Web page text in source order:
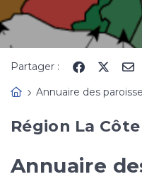
Partager :
Annuaire des
Région La Côte
Annuaire